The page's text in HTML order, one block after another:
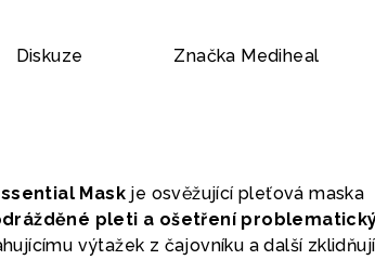
Diskuze Značka Mediheal
Mask je osvěžující pleťová maska
pleti a ošetření
výtažek z čajovníku a další